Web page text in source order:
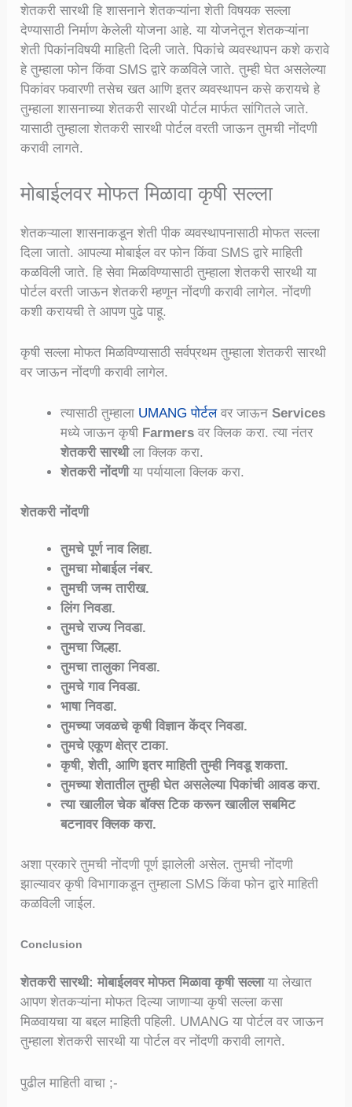
शेतकरी सारथी हि शासनाने शेतकऱ्यांना शेती विषयक सल्ला
देण्यासाठी निर्माण केलेली योजना आहे. या योजनेतून शेतकऱ्यांना
शेती पिकांनविषयी माहिती दिली जाते. पिकांचे व्यवस्थापन कशे करावे
हे तुम्हाला फोन किंवा SMS द्वारे कळविले जाते. तुम्ही घेत असलेल्या
पिकांवर फवारणी तसेच खत आणि इतर व्यवस्थापन कसे करायचे हे
तुम्हाला शासनाच्या शेतकरी सारथी पोर्टल मार्फत सांगितले जाते.
यासाठी तुम्हाला शेतकरी सारथी पोर्टल वरती जाऊन तुमची नोंदणी
करावी लागते.
मोबाईलवर मोफत मिळावा कृषी सल्ला
शेतकऱ्याला शासनाकडून शेती पीक व्यवस्थापनासाठी मोफत सल्ला
दिला जातो. आपल्या मोबाईल वर फोन किंवा SMS द्वारे माहिती
कळविली जाते. हि सेवा मिळविण्यासाठी तुम्हाला शेतकरी सारथी या
पोर्टल वरती जाऊन शेतकरी म्हणून नोंदणी करावी लागेल. नोंदणी
कशी करायची ते आपण पुढे पाहू.
कृषी सल्ला मोफत मिळविण्यासाठी सर्वप्रथम तुम्हाला शेतकरी सारथी
वर जाऊन नोंदणी करावी लागेल.
त्यासाठी तुम्हाला UMANG पोर्टलवर जाऊनServices
मध्ये जाऊन कृषी Farmers वर क्लिक करा. त्या नंतर
शेतकरी सारथीला क्लिक करा.
शेतकरी नोंदणीया पर्यायाला क्लिक करा.
शेतकरी नोंदणी
तुमचे पूर्ण नाव लिहा.
तुमचा मोबाईल नंबर.
तुमची जन्म तारीख.
लिंग निवडा.
तुमचे राज्य निवडा.
तुमचा जिल्हा.
तुमचा तालुका निवडा.
तुमचे गाव निवडा.
भाषा निवडा.
तुमच्या जवळचे कृषी विज्ञान केंद्र निवडा.
तुमचे एकूण क्षेत्र टाका.
कृषी, शेती, आणि इतर माहिती तुम्ही निवडू शकता.
तुमच्या शेतातील तुम्ही घेत असलेल्या पिकांची आवड करा.
त्या खालील चेक बॉक्स टिक करून खालील सबमिट
बटनावर क्लिक करा.
अशा प्रकारे तुमची नोंदणी पूर्ण झालेली असेल. तुमची नोंदणी
झाल्यावर कृषी विभागाकडून तुम्हाला SMS किंवा फोन द्वारे माहिती
कळविली जाईल.
Conclusion
शेतकरी सारथी: मोबाईलवर मोफत मिळावा कृषी सल्लाया लेखात
आपण शेतकऱ्यांना मोफत दिल्या जाणाऱ्या कृषी सल्ला कसा
मिळवायचा या बद्दल माहिती पहिली. UMANG या पोर्टल वर जाऊन
तुम्हाला शेतकरी सारथी या पोर्टल वर नोंदणी करावी लागते.
पुढील माहिती वाचा ;-